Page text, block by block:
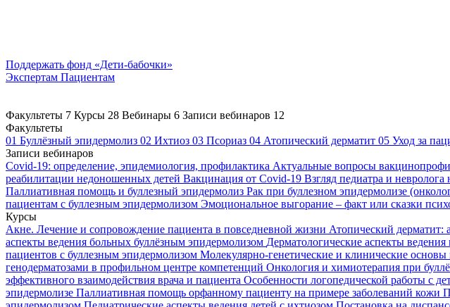
Поддержать фонд «Дети-бабочки»
Экспертам Пациентам
Факультеты 7 Курсы 28 Вебинары 6 Записи вебинаров 12
Факультеты
01 Буллёзный эпидермолиз 02 Ихтиоз 03 Псориаз 04 Атопический дерматит 05 Уход за
Записи вебинаров
Covid-19: определение, эпидемиология, профилактика Актуальные вопросы
реабилитации недоношенных детей Вакцинация от Covid-19 Взгляд педиатра и
Паллиативная помощь и буллезный эпидермолиз Рак при буллезном эпидермолизе
пациентам с буллезным эпидермолизом Эмоциональное выгорание – факт или сказки
Курсы
Акне. Лечение и сопровождение пациента в повседневной жизни Атопический дерматит:
аспекты ведения больных буллёзным эпидермолизом Дерматологические аспекты
пациентов с буллезным эпидермолизом Молекулярно-генетические и клинические
генодерматозами в профильном центре компетенций Онкология и химиотерапия при
эффективного взаимодействия врача и пациента Особенности логопедической работы с
эпидермолизе Паллиативная помощь орфанному пациенту на примере заболеваний кожи